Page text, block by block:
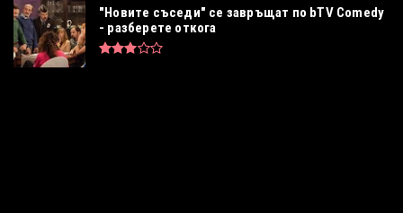
"Новите съседи" се завръщат по bTV Comedy
- разберете откога